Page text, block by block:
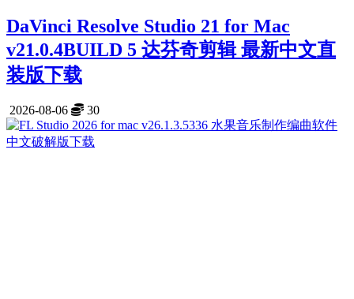
DaVinci Resolve Studio 21 for Mac
v21.0.4BUILD 5 达芬奇剪辑 最新中文直
装版下载
2026-08-06 30